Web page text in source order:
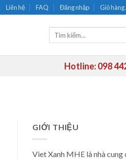
Liên hệ FAQ Đăng nhập Giỏ hàng
Hotline: 098
GIỚI THIỆU
Viet Xanh MHE là nhà cung